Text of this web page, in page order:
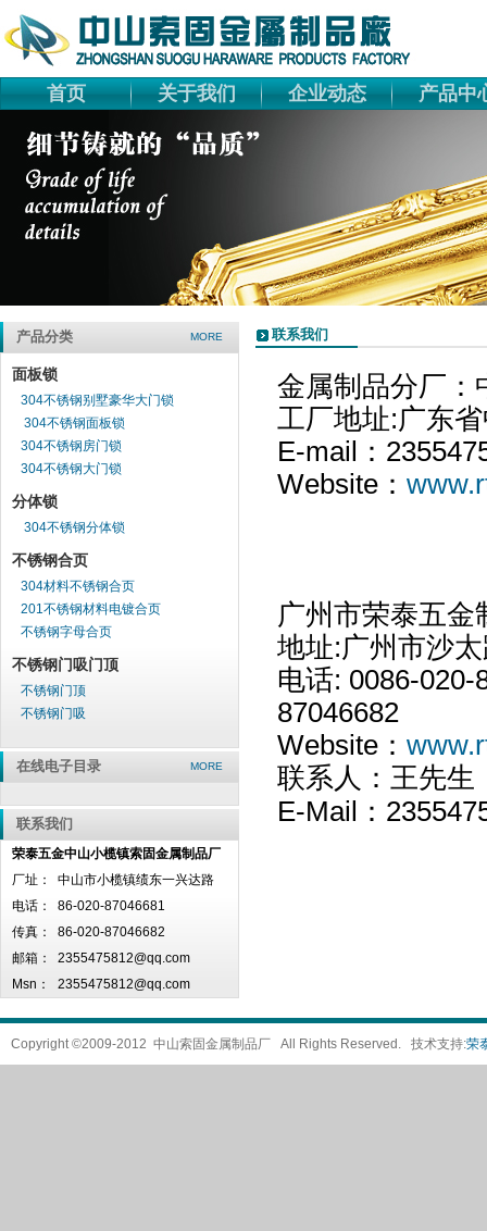
首页 关于我们 企业动态 产品中
产品分类 MORE
面板锁
304不锈钢别墅豪华大门锁
304不锈钢面板锁
304不锈钢房门锁
304不锈钢大门锁
分体锁
304不锈钢分体锁
不锈钢合页
304材料不锈钢合页
201不锈钢材料电镀合页
不锈钢字母合页
不锈钢门吸门顶
不锈钢门顶
不锈钢门吸
在线电子目录 MORE
联系我们
荣泰五金中山小榄镇索固金属制品厂
厂址：
中山市小榄镇绩东一兴达路
电话：
86-020-87046681
传真：
86-020-87046682
邮箱：
2355475812@qq.com
Msn：
2355475812@qq.com
联系我们
金属制品分厂：
工厂地址:广东
E-mail：
Website：
广州市荣泰五
地址:广州市沙
电话: 0086-
87046682
Website：
联系人：王先生
E-Mail：
Copyright ©2009-2012 中山索固金属制品厂 All Rights Reserved. 技术支持:荣